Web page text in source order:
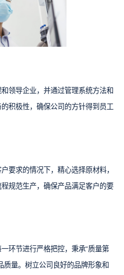
领导企业，并通过管理系统方法和
积极性，确保公司的方针得到员工
要求的情况下，精心选择原材料，
规范生产，确保产品满足客户的要
环节进行严格把控，秉承“质量第
质量。树立公司良好的品牌形象和